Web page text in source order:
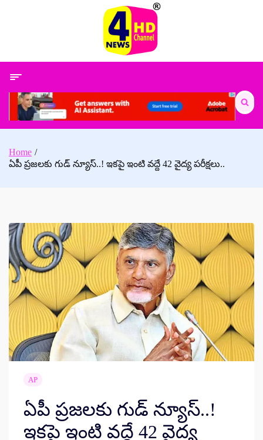
Search
for:
Home
ఏపీ ప్రజలకు గుడ్ న్యూస్..! ఇకపై ఇంటి వద్దే 42 వైద్య పరీక్షలు..
AP
ఏపీ ప్రజలకు గుడ్ న్యూస్..!
ఇకపై ఇంటి వద్దే 42 వైద్య